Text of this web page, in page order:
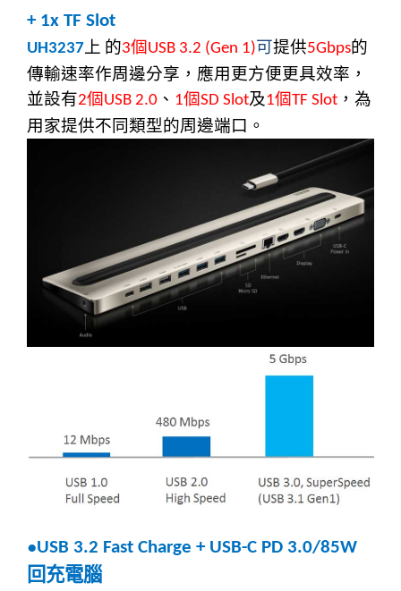
+ 1x TF Slot
UH3237 上 的3個USB 3.2 (Gen 1)可提供5Gbps的
傳輸速率作周邊分享，應用更方便更具效率 ，
並設有2個USB 2.0 、 1個SD Slot及1個TF Slot ，為
用家提供不同類型的周邊端口。
●USB 3.2 Fast Charge + USB-C PD 3.0/85W
回充電腦